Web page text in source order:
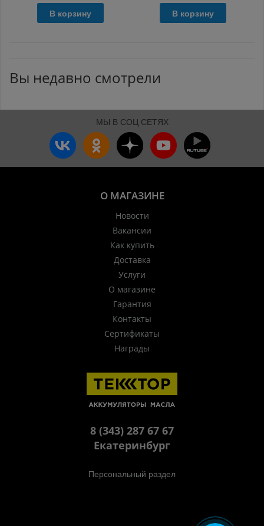
В корзину В корзину
Вы недавно смотрели
МЫ В СОЦ СЕТЯХ
О МАГАЗИНЕ
Новости
Вакансии
Как купить
Доставка
Услуги
О магазине
Гарантия
Контакты
Сертификаты
Награды
8 (343) 287 67 67
Екатеринбург
Персональный раздел